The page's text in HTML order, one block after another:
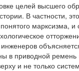
целей высшего
В частности,
марксизма,
в приводной
и не только